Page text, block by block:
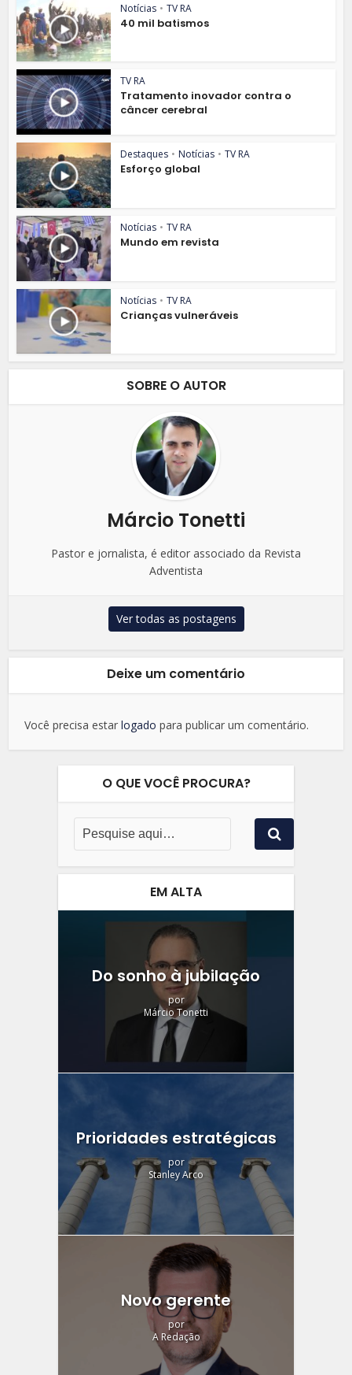
Notícias • TV RA
40 mil batismos
TV RA
Tratamento inovador contra o
câncer cerebral
Destaques • Notícias • TV RA
Esforço global
Notícias • TV RA
Mundo em revista
Notícias • TV RA
Crianças vulneráveis
SOBRE O AUTOR
Márcio Tonetti
Pastor e jornalista, é editor associado da Revista
Adventista
Ver todas as postagens
Deixe um comentário
Você precisa estarlogado para publicar um comentário.
O QUE VOCÊ PROCURA?
EM ALTA
Do sonho à jubilação
por
Márcio Tonetti
Prioridades estratégicas
por
Stanley Arco
Novo gerente
por
A Redação